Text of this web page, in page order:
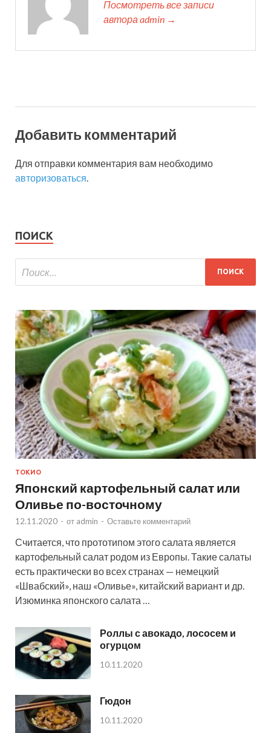
Посмотреть все записи
автора admin →
Добавить комментарий
Для отправки комментария вам необходимо
авторизоваться.
ПОИСК
ТОКИО
Японский картофельный салат или
Оливье по-восточному
12.11.2020 - от admin - Оставьте комментарий
Считается, что прототипом этого салата является
картофельный салат родом из Европы. Такие салаты
есть практически во всех странах — немецкий
«Швабский», наш «Оливье», китайский вариант и др.
Изюминка японского салата …
Роллы с авокадо, лососем и
огурцом
10.11.2020
Гюдон
10.11.2020